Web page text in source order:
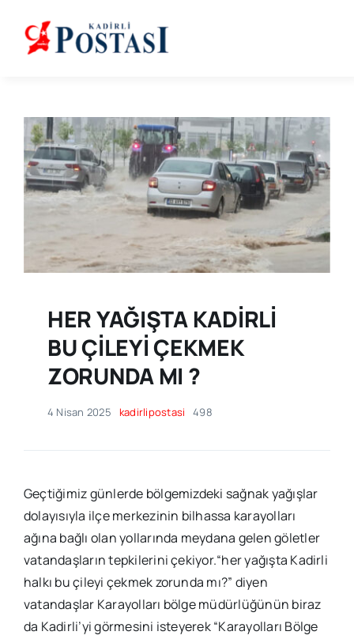
content
HER YAĞIŞTA KADİRLİ
BU ÇİLEYİ ÇEKMEK
ZORUNDA MI ?
4 Nisan 2025 kadirlipostasi 498
Geçtiğimiz günlerde bölgemizdeki sağnak yağışlar
dolayısıyla ilçe merkezinin bilhassa karayolları
ağına bağlı olan yollarında meydana gelen göletler
vatandaşların tepkilerini çekiyor.“her yağışta Kadirli
halkı bu çileyi çekmek zorunda mı?” diyen
vatandaşlar Karayolları bölge müdürlüğünün biraz
da Kadirli’yi görmesini isteyerek “Karayolları Bölge